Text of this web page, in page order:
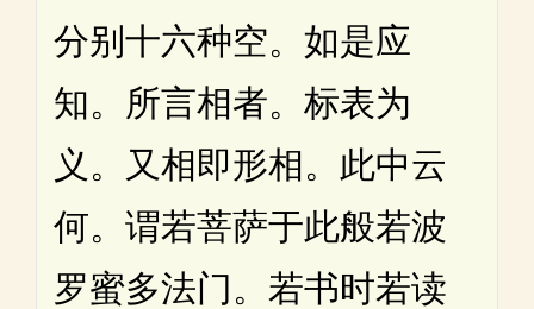
分别十六种空。如是应
知。所言相者。标表为
义。又相即形相。此中云
何。谓若菩萨于此般若波
罗蜜多法门。若书时若读